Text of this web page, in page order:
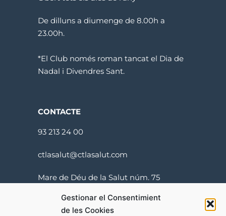
Gestionar el Consentimient
de les Cookies
De dilluns a diumenge de 8.00h a
23.00h.
*El Club només roman tancat el Dia de
Nadal i Divendres Sant.
CONTACTE
93 213 24 00
ctlasalut@ctlasalut.com
Mare de Déu de la Salut núm. 75